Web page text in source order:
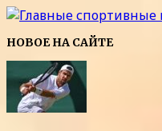
НОВОЕ НА САЙТЕ